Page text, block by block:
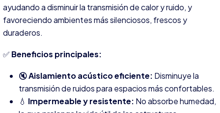
ayudando a disminuir la transmisión de calor y ruido, y
favoreciendo ambientes más silenciosos, frescos y
duraderos.
✅ Beneficios principales:
🔇Aislamiento acústico eficiente: Disminuye la
transmisión de ruidos para espacios más confortables.
💧 Impermeable y resistente: No absorbe humedad,